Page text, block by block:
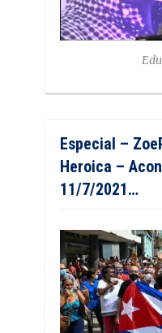
Especial –
Heroica –
11/7/2021…